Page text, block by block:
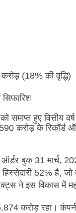
(18% की वृद्धि)
समाप्त हुए
करोड़ के रिकॉर्ड
बुक 31 मार्च,
हिस्सेदारी 52% है,
ने इस विकास में
करोड़ रहा।